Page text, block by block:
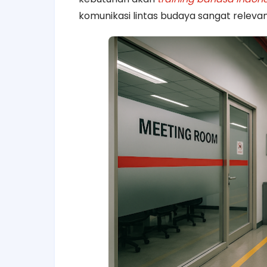
komunikasi lintas budaya sangat